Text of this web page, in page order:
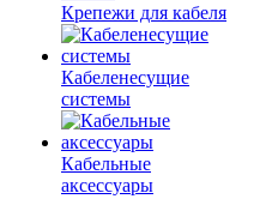
Крепежи для кабеля
Кабеленесущие
системы
Кабельные
аксессуары